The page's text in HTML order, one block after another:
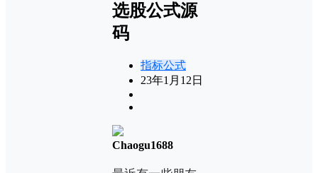
选股公式源
码
指标公式
23年1月12日
Chaogu1688